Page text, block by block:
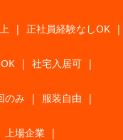
| 正社員経験なしOK |
| 社宅入居可 |
のみ | 服装自由 |
上場企業 |